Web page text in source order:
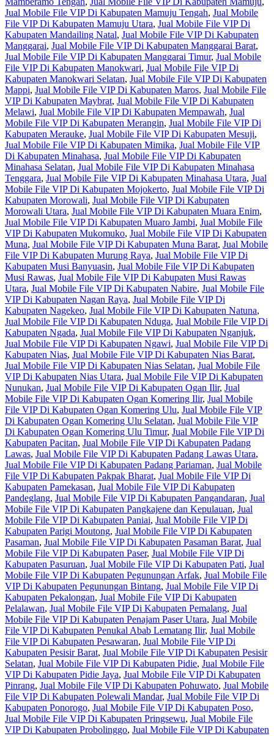
Jual Mobile File VIP Di Kabupaten Mamuju Tengah, Jual Mobile
File VIP Di Kabupaten Mamuju Utara, Jual Mobile File VIP Di
Kabupaten Mandailing Natal, Jual Mobile File VIP Di Kabupaten
Manggarai, Jual Mobile File VIP Di Kabupaten Manggarai Barat,
Jual Mobile File VIP Di Kabupaten Manggarai Timur, Jual Mobile
File VIP Di Kabupaten Manokwari, Jual Mobile File VIP Di
Kabupaten Manokwari Selatan, Jual Mobile File VIP Di Kabupaten
Mappi, Jual Mobile File VIP Di Kabupaten Maros, Jual Mobile File
VIP Di Kabupaten Maybrat, Jual Mobile File VIP Di Kabupaten
Melawi, Jual Mobile File VIP Di Kabupaten Mempawah, Jual
Mobile File VIP Di Kabupaten Merangin, Jual Mobile File VIP Di
Kabupaten Merauke, Jual Mobile File VIP Di Kabupaten Mesuji,
Jual Mobile File VIP Di Kabupaten Mimika, Jual Mobile File VIP
Di Kabupaten Minahasa, Jual Mobile File VIP Di Kabupaten
Minahasa Selatan, Jual Mobile File VIP Di Kabupaten Minahasa
Tenggara, Jual Mobile File VIP Di Kabupaten Minahasa Utara, Jual
Mobile File VIP Di Kabupaten Mojokerto, Jual Mobile File VIP Di
Kabupaten Morowali, Jual Mobile File VIP Di Kabupaten
Morowali Utara, Jual Mobile File VIP Di Kabupaten Muara Enim,
Jual Mobile File VIP Di Kabupaten Muaro Jambi, Jual Mobile File
VIP Di Kabupaten Mukomuko, Jual Mobile File VIP Di Kabupaten
Muna, Jual Mobile File VIP Di Kabupaten Muna Barat, Jual Mobile
File VIP Di Kabupaten Murung Raya, Jual Mobile File VIP Di
Kabupaten Musi Banyuasin, Jual Mobile File VIP Di Kabupaten
Musi Rawas, Jual Mobile File VIP Di Kabupaten Musi Rawas
Utara, Jual Mobile File VIP Di Kabupaten Nabire, Jual Mobile File
VIP Di Kabupaten Nagan Raya, Jual Mobile File VIP Di
Kabupaten Nagekeo, Jual Mobile File VIP Di Kabupaten Natuna,
Jual Mobile File VIP Di Kabupaten Nduga, Jual Mobile File VIP Di
Kabupaten Ngada, Jual Mobile File VIP Di Kabupaten Nganjuk,
Jual Mobile File VIP Di Kabupaten Ngawi, Jual Mobile File VIP Di
Kabupaten Nias, Jual Mobile File VIP Di Kabupaten Nias Barat,
Jual Mobile File VIP Di Kabupaten Nias Selatan, Jual Mobile File
VIP Di Kabupaten Nias Utara, Jual Mobile File VIP Di Kabupaten
Nunukan, Jual Mobile File VIP Di Kabupaten Ogan Ilir, Jual
Mobile File VIP Di Kabupaten Ogan Komering Ilir, Jual Mobile
File VIP Di Kabupaten Ogan Komering Ulu, Jual Mobile File VIP
Di Kabupaten Ogan Komering Ulu Selatan, Jual Mobile File VIP
Di Kabupaten Ogan Komering Ulu Timur, Jual Mobile File VIP Di
Kabupaten Pacitan, Jual Mobile File VIP Di Kabupaten Padang
Lawas, Jual Mobile File VIP Di Kabupaten Padang Lawas Utara,
Jual Mobile File VIP Di Kabupaten Padang Pariaman, Jual Mobile
File VIP Di Kabupaten Pakpak Bharat, Jual Mobile File VIP Di
Kabupaten Pamekasan, Jual Mobile File VIP Di Kabupaten
Pandeglang, Jual Mobile File VIP Di Kabupaten Pangandaran, Jual
Mobile File VIP Di Kabupaten Pangkajene dan Kepulauan, Jual
Mobile File VIP Di Kabupaten Paniai, Jual Mobile File VIP Di
Kabupaten Parigi Moutong, Jual Mobile File VIP Di Kabupaten
Pasaman, Jual Mobile File VIP Di Kabupaten Pasaman Barat, Jual
Mobile File VIP Di Kabupaten Paser, Jual Mobile File VIP Di
Kabupaten Pasuruan, Jual Mobile File VIP Di Kabupaten Pati, Jual
Mobile File VIP Di Kabupaten Pegunungan Arfak, Jual Mobile File
VIP Di Kabupaten Pegunungan Bintang, Jual Mobile File VIP Di
Kabupaten Pekalongan, Jual Mobile File VIP Di Kabupaten
Pelalawan, Jual Mobile File VIP Di Kabupaten Pemalang, Jual
Mobile File VIP Di Kabupaten Penajam Paser Utara, Jual Mobile
File VIP Di Kabupaten Penukal Abab Lematang Ilir, Jual Mobile
File VIP Di Kabupaten Pesawaran, Jual Mobile File VIP Di
Kabupaten Pesisir Barat, Jual Mobile File VIP Di Kabupaten Pesisir
Selatan, Jual Mobile File VIP Di Kabupaten Pidie, Jual Mobile File
VIP Di Kabupaten Pidie Jaya, Jual Mobile File VIP Di Kabupaten
Pinrang, Jual Mobile File VIP Di Kabupaten Pohuwato, Jual Mobile
File VIP Di Kabupaten Polewali Mandar, Jual Mobile File VIP Di
Kabupaten Ponorogo, Jual Mobile File VIP Di Kabupaten Poso,
Jual Mobile File VIP Di Kabupaten Pringsewu, Jual Mobile File
VIP Di Kabupaten Probolinggo, Jual Mobile File VIP Di Kabupaten